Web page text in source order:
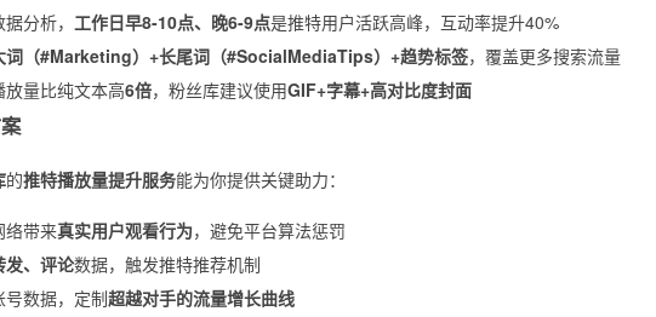
分析， 工作日早8-10点、晚6-9点是推特用户活跃高峰，互动率提升40%
词（#Marketing）+长尾词（#SocialMediaTips）+趋势标签，覆盖更多搜索流量
量比纯文本高6倍，粉丝库建议使用GIF+字幕+高对比度封面
的推特播放量提升服务能为你提供关键助力：
络带来真实用户观看行为，避免平台算法惩罚
发、评论数据，触发推特推荐机制
号数据，定制超越对手的流量增长曲线